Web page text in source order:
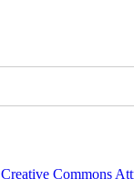
Creative Commons